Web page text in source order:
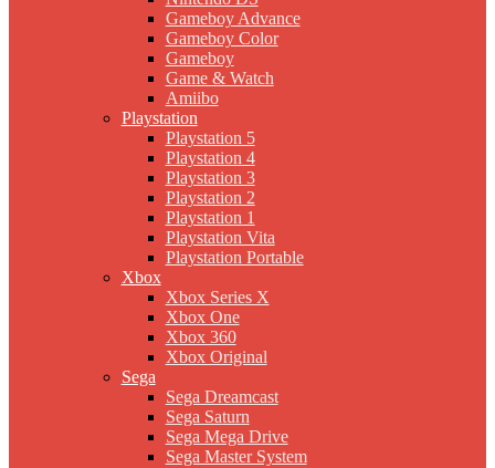
Gameboy Advance
Gameboy Color
Gameboy
Game & Watch
Amiibo
Playstation
Playstation 5
Playstation 4
Playstation 3
Playstation 2
Playstation 1
Playstation Vita
Playstation Portable
Xbox
Xbox Series X
Xbox One
Xbox 360
Xbox Original
Sega
Sega Dreamcast
Sega Saturn
Sega Mega Drive
Sega Master System